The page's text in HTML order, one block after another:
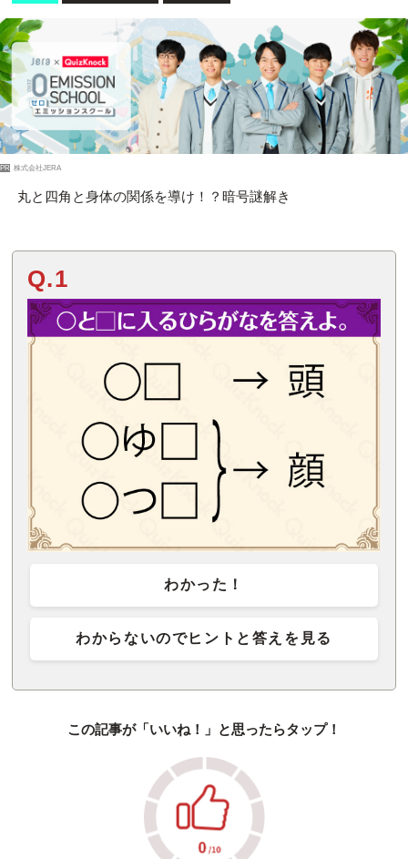
PR 株式会社JERA
丸と四角と身体の関係を導け！？暗号謎解き
Q.1
わかった！
わからないのでヒントと答えを見る
この記事が「いいね！」と思ったらタップ！